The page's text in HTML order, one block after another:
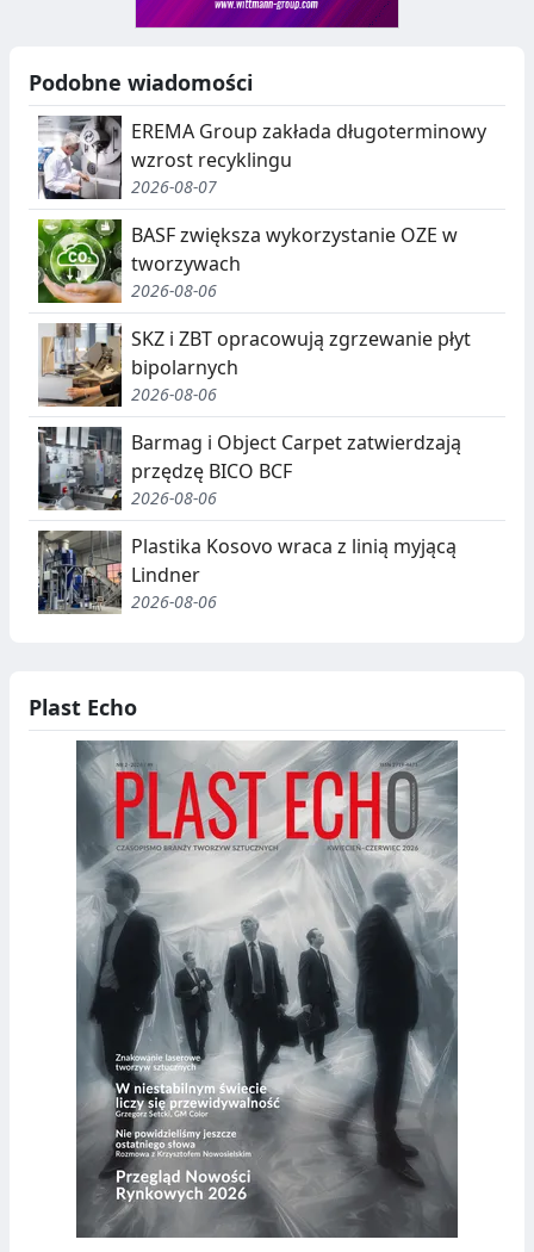
Podobne wiadomości
EREMA Group zakłada długoterminowy
wzrost recyklingu
2026-08-07
BASF zwiększa wykorzystanie OZE w
tworzywach
2026-08-06
SKZ i ZBT opracowują zgrzewanie płyt
bipolarnych
2026-08-06
Barmag i Object Carpet zatwierdzają
przędzę BICO BCF
2026-08-06
Plastika Kosovo wraca z linią myjącą
Lindner
2026-08-06
Plast Echo